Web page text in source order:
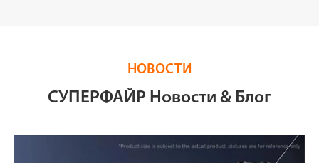
НОВОСТИ
СУПЕРФАЙР Новости & Блог